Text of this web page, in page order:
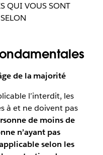
QUI VOUS SONT
de la majorité
l’interdit, les
à et ne doivent pas
de moins de
n’ayant pas
selon les